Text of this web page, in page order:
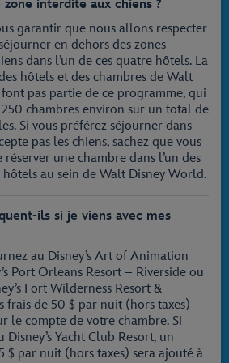
interdite aux chiens ?
garantir que nous allons respecter
en dehors des zones
dans l’un de ces quatre hôtels. La
hôtels et des chambres de Walt
pas partie de ce programme, qui
chambres environ sur un total de
Si vous préférez séjourner dans
pas les chiens, sachez que vous
une chambre dans l’un des
au sein de Walt Disney World.
ils si je viens avec mes
au Disney’s Art of Animation
Port Orleans Resort – Riverside ou
Fort Wilderness Resort &
frais de 50 $ par nuit (hors taxes)
le compte de votre chambre. Si
Disney’s Yacht Club Resort, un
$ par nuit (hors taxes) sera ajouté à